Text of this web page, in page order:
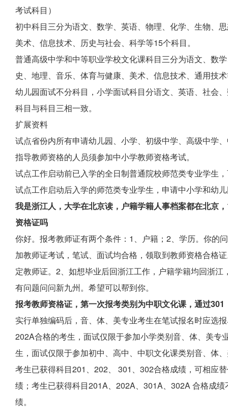
考试科目）
初中科目三分为语文、数学、英语、物理、化学、生物、
美术、信息技术、历史与社会、科学等15个科目。
普通高级中学和中等职业学校文化课科目三分为语文、数
史、地理、音乐、体育与健康、美术、信息技术、通用技
幼儿园面试不分科目，小学面试科目分语文、英语、社会
科目与科目三相一致。
扩展资料
试点省份内所有申请幼儿园、小学、初级中学、高级中学
指导教师资格的人员须参加中小学教师资格考试。
试点工作启动前已入学的全日制普通院校师范类专业学生
试点工作启动后入学的师范类专业学生，申请中小学和幼
我是浙江人，大学在北京读，户籍学籍人事档案都在北京
资格证吗
你好。报考教师证有两个条件：1、户籍；2、学历。你的
加教师证考试，笔试、面试均合格，领取到教师资格合格
定教师证。2、如想毕业后回浙江工作，户籍学籍均回浙江
有问题问问新九州。希望可以帮到你。
报考教师资格证，第一次报考类别为中职文化课，通过
实行单独编码后，音、体、美专业考生在笔试报名时应选
202A合格的考生，面试仅限于参加小学类别音、体、美专
生，面试仅限于参加初中、高中、中职文化课类别音、体
考生已获得科目201、202、 301、302合格成绩，可相应
绩；考生已获得科目201A、202A、301A、302A 合格成
绩。